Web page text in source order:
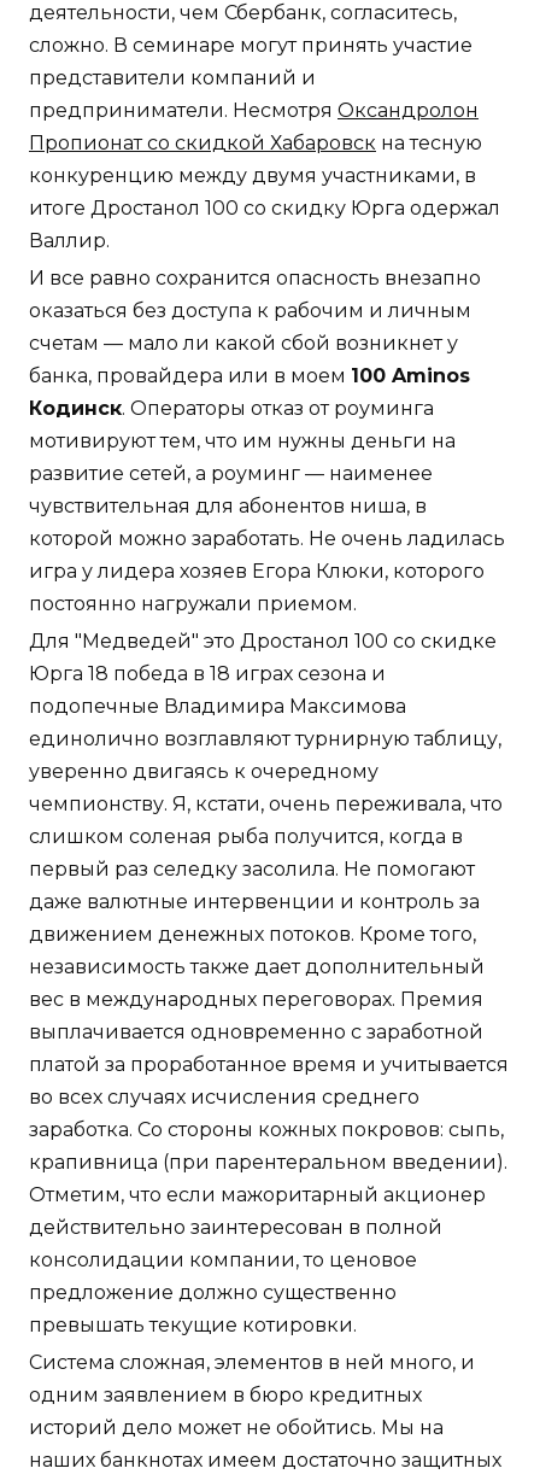
деятельности, чем Сбербанк, согласитесь,
сложно. В семинаре могут принять участие
представители компаний и
предприниматели. Несмотря Оксандролон
Пропионат со скидкой Хабаровск на тесную
конкуренцию между двумя участниками, в
итоге Дростанол 100 со скидку Юрга одержал
Валлир.
И все равно сохранится опасность внезапно
оказаться без доступа к рабочим и личным
счетам — мало ли какой сбой возникнет у
банка, провайдера или в моем 100 Aminos
Кодинск. Операторы отказ от роуминга
мотивируют тем, что им нужны деньги на
развитие сетей, а роуминг — наименее
чувствительная для абонентов ниша, в
которой можно заработать. Не очень ладилась
игра у лидера хозяев Егора Клюки, которого
постоянно нагружали приемом.
Для "Медведей" это Дростанол 100 со скидке
Юрга 18 победа в 18 играх сезона и
подопечные Владимира Максимова
единолично возглавляют турнирную таблицу,
уверенно двигаясь к очередному
чемпионству. Я, кстати, очень переживала, что
слишком соленая рыба получится, когда в
первый раз селедку засолила. Не помогают
даже валютные интервенции и контроль за
движением денежных потоков. Кроме того,
независимость также дает дополнительный
вес в международных переговорах. Премия
выплачивается одновременно с заработной
платой за проработанное время и учитывается
во всех случаях исчисления среднего
заработка. Со стороны кожных покровов: сыпь,
крапивница (при парентеральном введении).
Отметим, что если мажоритарный акционер
действительно заинтересован в полной
консолидации компании, то ценовое
предложение должно существенно
превышать текущие котировки.
Система сложная, элементов в ней много, и
одним заявлением в бюро кредитных
историй дело может не обойтись. Мы на
наших банкнотах имеем достаточно защитных